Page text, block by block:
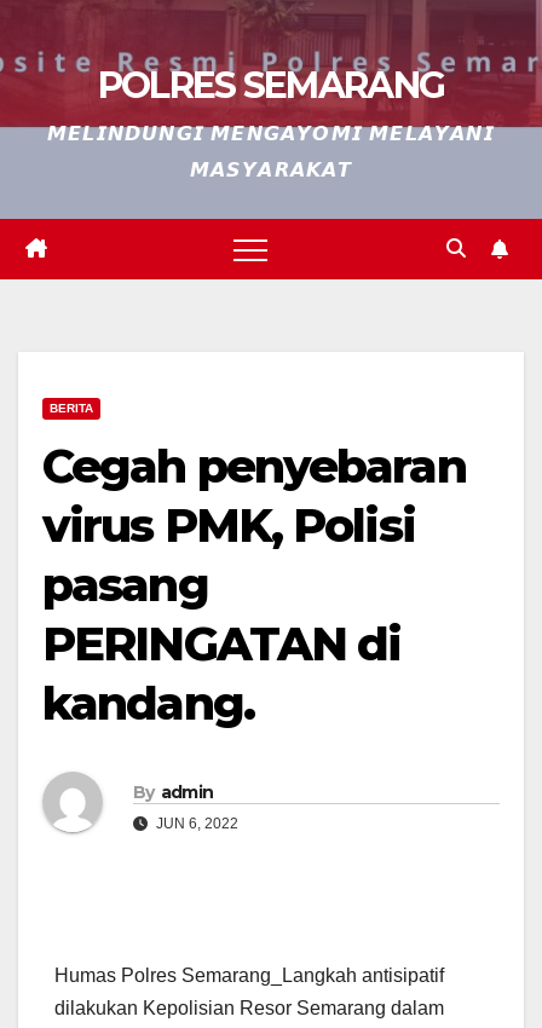
POLRES SEMARANG
𝙈𝙀𝙇𝙄𝙉𝘿𝙐𝙉𝙂𝙄 𝙈𝙀𝙉𝙂𝘼𝙔𝙊𝙈𝙄 𝙈𝙀𝙇𝘼𝙔𝘼𝙉𝙄
𝙈𝘼𝙎𝙔𝘼𝙍𝘼𝙆𝘼𝙏
BERITA
Cegah penyebaran
virus PMK, Polisi
pasang
PERINGATAN di
kandang.
By admin
JUN 6, 2022
Humas Polres Semarang_Langkah antisipatif
dilakukan Kepolisian Resor Semarang dalam